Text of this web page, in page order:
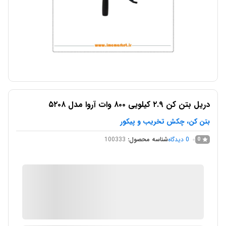
دریل بتن کن ۲.۹ کیلویی ۸۰۰ وات آروا مدل ۵۲۰۸
بتن کن، چکش تخریب و پیکور
0
0 دیدگاهشناسه محصول: 100333